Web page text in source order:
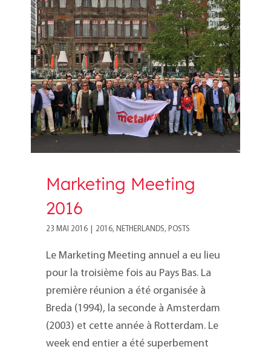
Marketing Meeting 2016
Marketing Meeting
2016
23 MAI 2016 2016, NETHERLANDS, POSTS
Le Marketing Meeting annuel a eu lieu
pour la troisième fois au Pays Bas. La
première réunion a été organisée à
Breda (1994), la seconde à Amsterdam
(2003) et cette année à Rotterdam. Le
week end entier a été superbement